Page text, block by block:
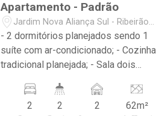
Apartamento - Padrão
Jardim Nova Aliança Sul - Ribeirão
Preto/SP
- 2 dormitórios planejados sendo 1
suíte com ar-condicionado; - Cozinha
tradicional planejada; - Sala dois
com armários, box e espelho; - 2 vagas
de garagem cobertas; - Área de serviço
2
2
2
62m²